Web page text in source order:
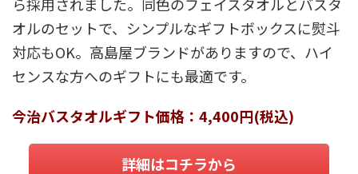
ら採用されました。同色のフェイスタオルとバスタ
オルのセットで、シンプルなギフトボックスに熨斗
対応もOK。高島屋ブランドがありますので、ハイ
センスな方へのギフトにも最適です。
今治バスタオルギフト価格：4,400円(税込)
詳細はコチラから